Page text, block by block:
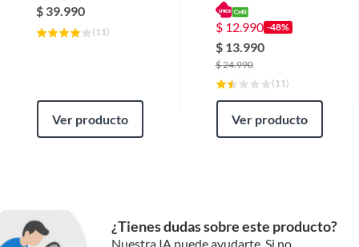
$ 39.990
( 11)
Ver producto
120w alta potencia
para hogar y auto r&l
group
$ 12.990 -48%
$ 13.990
$24.990
( 11)
Ver producto
¿Tienes dudas sobre este producto?
Nuestra IA puede ayudarte. Si no